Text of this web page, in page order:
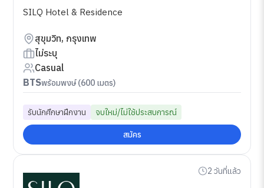
SILQ Hotel & Residence
สุขุมวิท, กรุงเทพ
ไม่ระบุ
Casual
BTSพร้อมพงษ์ (600 เมตร)
รับนักศึกษาฝึกงาน จบใหม่/ไม่ใช้ประสบการณ์
สมัคร
2 วันที่แล้ว